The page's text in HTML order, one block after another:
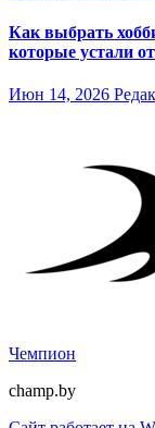
Как выбрать
которые устали
Июн 14, 2026
Чемпион
champ.by